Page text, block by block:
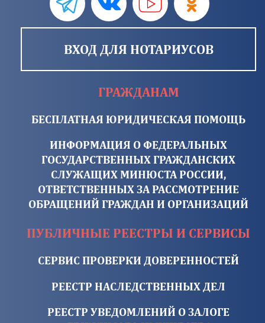
ВХОД ДЛЯ НОТАРИУСОВ
ГРАЖДАНАМ
БЕСПЛАТНАЯ ЮРИДИЧЕСКАЯ ПОМОЩЬ
ИНФОРМАЦИЯ О ФЕДЕРАЛЬНЫХ
ГОСУДАРСТВЕННЫХ ГРАЖДАНСКИХ
СЛУЖАЩИХ МИНЮСТА РОССИИ,
ОТВЕТСТВЕННЫХ ЗА РАССМОТРЕНИЕ
ОБРАЩЕНИЙ ГРАЖДАН И ОРГАНИЗАЦИЙ
ПУБЛИЧНЫЕ РЕЕСТРЫ И СЕРВИСЫ
СЕРВИС ПРОВЕРКИ ДОВЕРЕННОСТЕЙ
РЕЕСТР НАСЛЕДСТВЕННЫХ ДЕЛ
РЕЕСТР УВЕДОМЛЕНИЙ О ЗАЛОГЕ